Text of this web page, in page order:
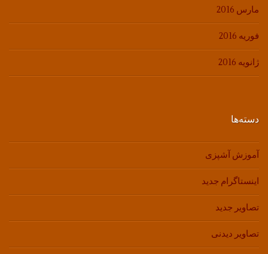
مارس 2016
فوریه 2016
ژانویه 2016
دسته‌ها
آموزش آشپزی
اینستاگرام جدید
تصاویر جدید
تصاویر دیدنی